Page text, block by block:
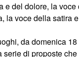
e del dolore, la voce
la voce della satira
da domenica
serie di proposte